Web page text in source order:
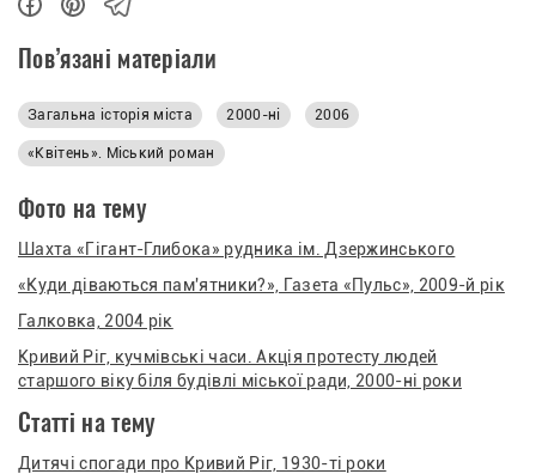
Пов’язані матеріали
Загальна історія міста 2000-ні 2006
«Квітень». Міський роман
Фото на тему
Шахта «Гігант-Глибока» рудника ім. Дзержинського
«Куди діваються пам'ятники?», Газета «Пульс», 2009-й рік
Галковка, 2004 рік
Кривий Ріг, кучмівські часи. Акція протесту людей
старшого віку біля будівлі міської ради, 2000-ні роки
Статті на тему
Дитячі спогади про Кривий Ріг, 1930-ті роки